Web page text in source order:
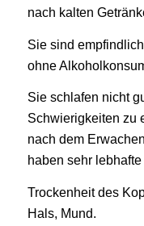
nach kalten
Sie sind
ohne
Sie schlafen nicht
Schwierigkeiten zu
nach dem
haben sehr lebhafte
Trockenheit des
Hals, Mund.